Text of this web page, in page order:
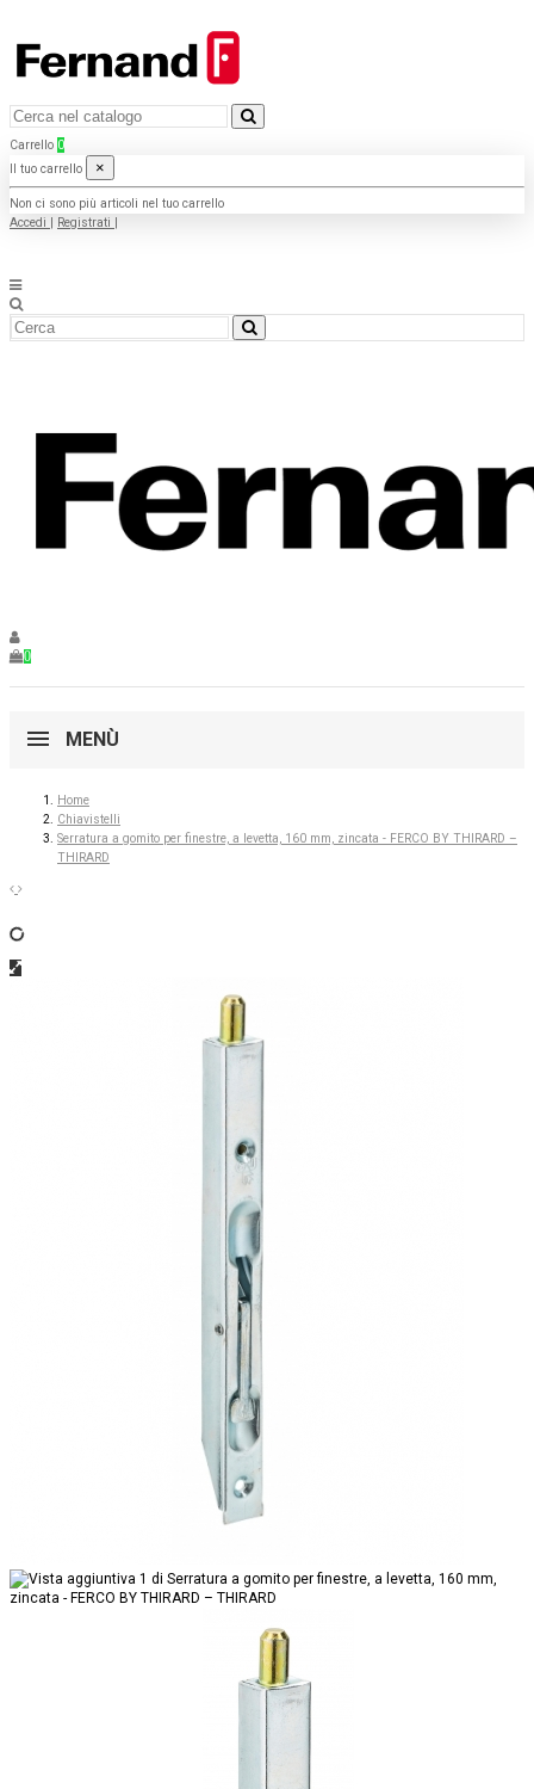
Carrello 0
Il tuo carrello
×
Non ci sono più articoli nel tuo carrello
Accedi
Registrati
0
MENÙ
Home
Chiavistelli
Serratura a gomito per finestre, a levetta, 160 mm, zincata - FERCO BY THIRARD –
THIRARD